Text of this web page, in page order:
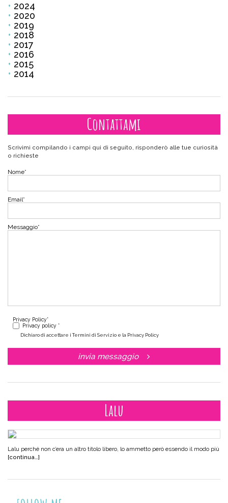
2024
2020
2019
2018
2017
2016
2015
2014
Contattami
Scrivimi compilando i campi qui di seguito, risponderò alle tue curiosità
o richieste
Nome*
Email*
Messaggio*
Privacy Policy*
Privacy policy *
Dichiaro di accettare i Termini di Servizio e la Privacy Policy
invia messaggio
Lalu
Lalu perché non c’era un altro titolo libero, lo ammetto però essendo il modo più
[continua…]